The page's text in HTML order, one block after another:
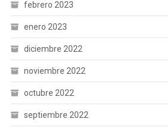
febrero 2023
enero 2023
diciembre 2022
noviembre 2022
octubre 2022
septiembre 2022